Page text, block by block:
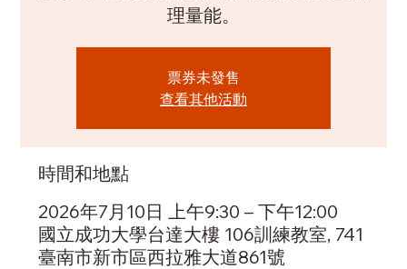
理量能。
票券未發售
查看其他活動
時間和地點
2026年7月10日 上午9:30 – 下午12:00
國立成功大學台達大樓 106訓練教室, 741
臺南市新市區西拉雅大道861號